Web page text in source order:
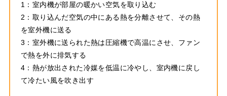
1：室内機が部屋の暖かい空気を取り込む
2：取り込んだ空気の中にある熱を分離させて、その熱
を室外機に送る
3：室外機に送られた熱は圧縮機で高温にさせ、ファン
で熱を外に排気する
4：熱が放出された冷媒を低温に冷やし、室内機に戻し
て冷たい風を吹き出す